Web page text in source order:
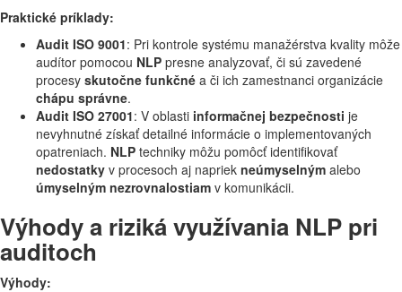
Praktické príklady:
Audit ISO 9001: Pri kontrole systému manažérstva kvality môže
audítor pomocou NLP presne analyzovať, či sú zavedené
procesy skutočne funkčné a či ich zamestnanci organizácie
chápu správne.
Audit ISO 27001: V oblasti informačnej bezpečnosti je
nevyhnutné získať detailné informácie o implementovaných
opatreniach. NLP techniky môžu pomôcť identifikovať
nedostatky v procesoch aj napriek neúmyselným alebo
úmyselným nezrovnalostiam v komunikácii.
Výhody a riziká využívania NLP pri
auditoch
Výhody: